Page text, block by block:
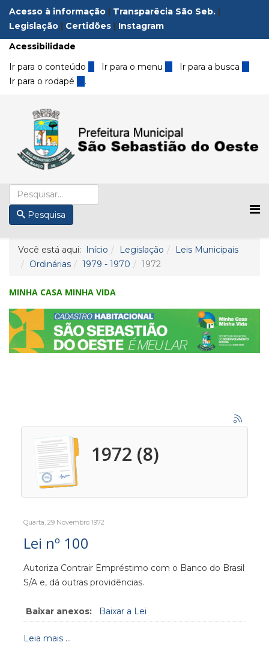
Acesso à informação | Transparêcia São Seb. |
Legislação | Certidões | Instagram
Acessibilidade
Ir para o conteúdo 1 Ir para o menu 2 Ir para a busca3
Ir para o rodapé 4 .
Pesquisa
Você está aqui: Início Legislação
Leis Municipais
Ordinárias
1979 - 1970 1972
MINHA CASA MINHA VIDA
1972 (8)
Quarta, 29 Novembro 1972
Lei nº 100
Autoriza Contrair Empréstimo com o Banco do Brasil
S/A e, dá outras providências.
Baixar anexos: Baixar a Lei
Leia mais ...